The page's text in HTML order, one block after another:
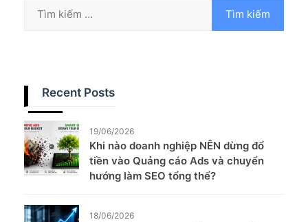
Recent Posts
19/06/2026
Khi nào doanh nghiệp NÊN dừng đổ
tiền vào Quảng cáo Ads và chuyển
hướng làm SEO tổng thể?
18/06/2026